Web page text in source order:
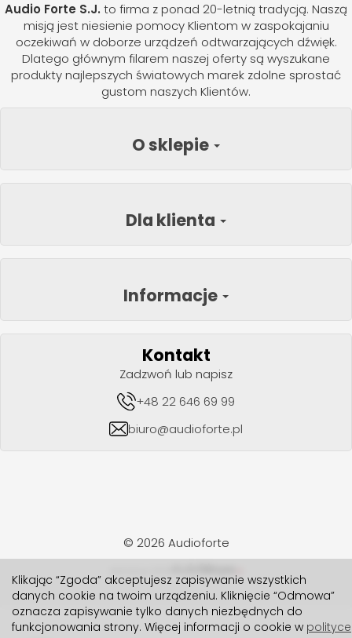
Audio Forte S.J. to firma z ponad 20-letnią tradycją. Naszą
misją jest niesienie pomocy Klientom w zaspokajaniu
oczekiwań w doborze urządzeń odtwarzających dźwięk.
Dlatego głównym filarem naszej oferty są wyszukane
produkty najlepszych światowych marek zdolne sprostać
gustom naszych Klientów.
O sklepie
Dla klienta
Informacje
Kontakt
Zadzwoń lub napisz
+48 22 646 69 99
biuro@audioforte.pl
© 2026 Audioforte
Klikając “Zgoda” akceptujesz zapisywanie wszystkich
danych cookie na twoim urządzeniu. Kliknięcie “Odmowa”
oznacza zapisywanie tylko danych niezbędnych do
funkcjonowania strony. Więcej informacji o cookie w polityce